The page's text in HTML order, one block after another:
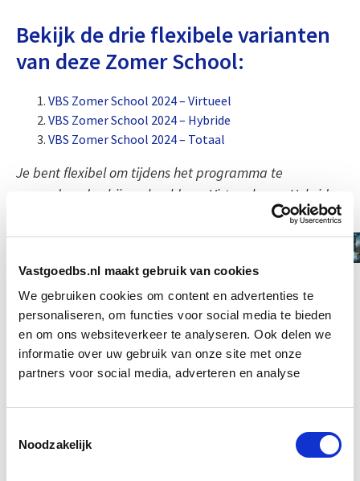
Vastgoedbs.nl maakt gebruik van cookies
We gebruiken cookies om content en advertenties te
personaliseren, om functies voor social media te bieden
en om ons websiteverkeer te analyseren. Ook delen we
informatie over uw gebruik van onze site met onze
partners voor social media, adverteren en analyse
Noodzakelijk
Bekijk de drie flexibele varianten
van deze Zomer School:
VBS Zomer School 2024 – Virtueel
VBS Zomer School 2024 – Hybride
VBS Zomer School 2024 – Totaal
Je bent flexibel om tijdens het programma te
upgraden, dus bijvoorbeeld van Virtueel naar Hybride
Meer weten?
Uitgebreide informatie over de Zomer School
Circulariteit & Smart Vastgoedmanagement?
Download dan vrijblijvend
de brochure
E-Learning: Impact van Duurzaamheid en
+